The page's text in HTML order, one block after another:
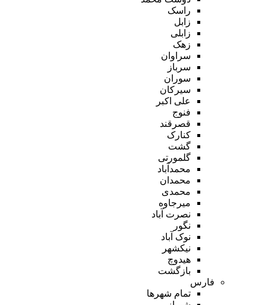
راسک
زابل
زابلی
زهک
سراوان
سرباز
سوران
سیرکان
علی اکبر
فنوج
قصرقند
کنارک
گشت
گلمورتی
محمدآباد
محمدان
محمدی
میرجاوه
نصرت آباد
نگور
نوک آباد
نیکشهر
هیدوچ
بازگشت
فارس
تمام شهر‌ها